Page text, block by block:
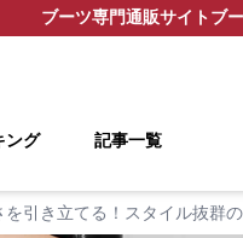
ブーツ専門通販サイトブ
ング 記事一覧
を引き立てる！スタイル抜群